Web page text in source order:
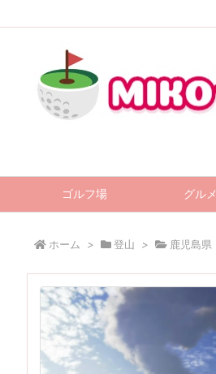
ゴルフ場 グルメ
ホーム > 登山 > 鹿児島県